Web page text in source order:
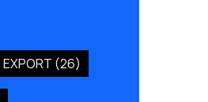
EXPORT (26)